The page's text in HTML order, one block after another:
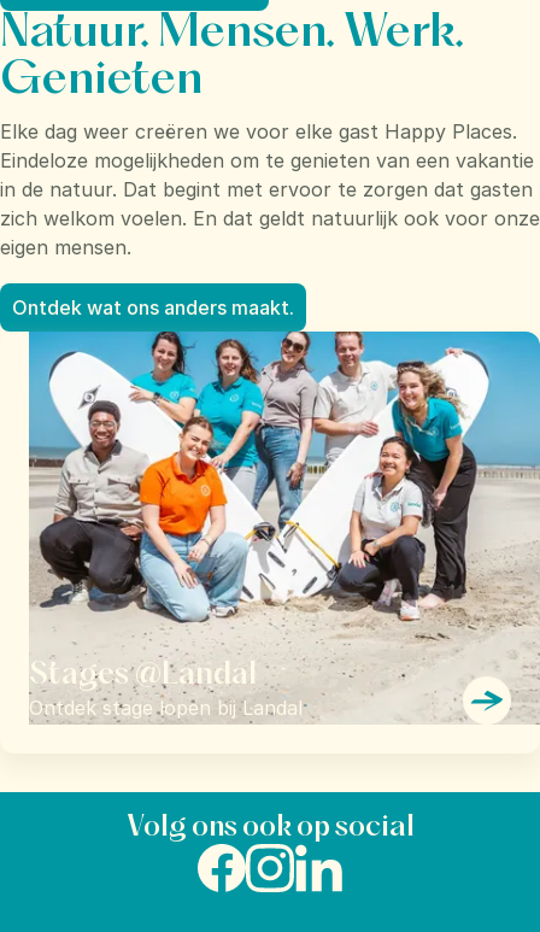
Natuur. Mensen. Werk.
Genieten
Elke dag weer creëren we voor elke gast Happy Places.
Eindeloze mogelijkheden om te genieten van een vakantie
in de natuur. Dat begint met ervoor te zorgen dat gasten
zich welkom voelen. En dat geldt natuurlijk ook voor onze
eigen mensen.
Ontdek wat ons anders maakt.
Stages @Landal
Ontdek stage lopen bij Landal
Volg ons ook op social